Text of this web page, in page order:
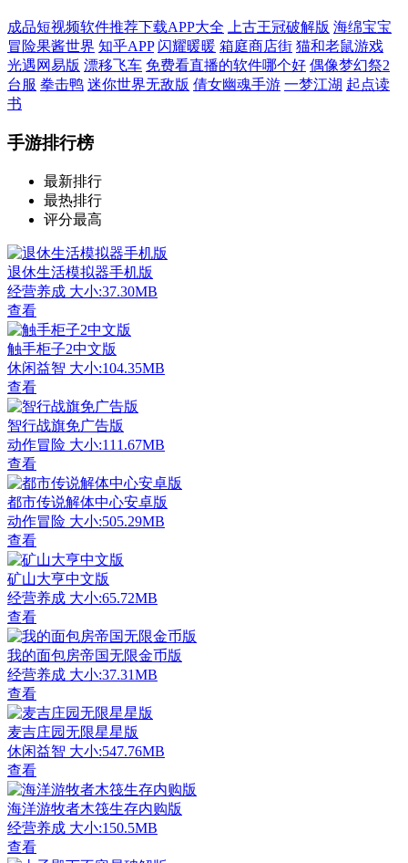
成品短视频软件推荐下载APP大全 上古王冠破解版 海绵宝宝
冒险果酱世界 知乎APP 闪耀暖暖 箱庭商店街 猫和老鼠游戏
光遇网易版 漂移飞车 免费看直播的软件哪个好 偶像梦幻祭2
台服 拳击鸭 迷你世界无敌版 倩女幽魂手游 一梦江湖 起点读
书
手游排行榜
最新排行
最热排行
评分最高
退休生活模拟器手机版
经营养成 大小:37.30MB
查看
触手柜子2中文版
休闲益智 大小:104.35MB
查看
智行战旗免广告版
动作冒险 大小:111.67MB
查看
都市传说解体中心安卓版
动作冒险 大小:505.29MB
查看
矿山大亨中文版
经营养成 大小:65.72MB
查看
我的面包房帝国无限金币版
经营养成 大小:37.31MB
查看
麦吉庄园无限星星版
休闲益智 大小:547.76MB
查看
海洋游牧者木筏生存内购版
经营养成 大小:150.5MB
查看